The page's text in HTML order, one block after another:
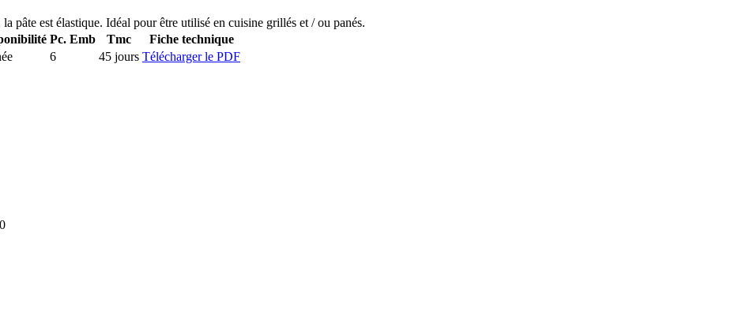
pâte est élastique. Idéal pour être utilisé en cuisine grillés et / ou panés.
Pc. Emb Tmc
Fiche technique
6 45 jours Télécharger le PDF